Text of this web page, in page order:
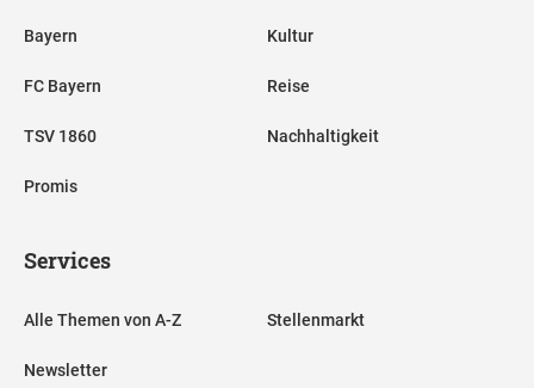
Bayern
FC Bayern
TSV 1860
Promis
Kultur
Reise
Nachhaltigkeit
Services
Alle Themen von A-Z
Newsletter
Stellenmarkt